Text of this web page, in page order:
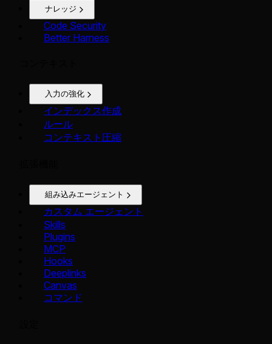
ナレッジ
Code Security
Better Harness
入力の強化
インデックス作成
ルール
コンテキスト圧縮
組み込みエージェント
カスタム エージェント
Skills
Plugins
MCP
Hooks
Deeplinks
Canvas
コマンド